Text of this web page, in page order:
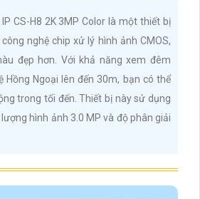
CS-H8 2K 3MP Color là một thiết bị
nghệ chip xử lý hình ảnh CMOS,
đẹp hơn. Với khả năng xem đêm
Hồng Ngoại lên đến 30m, bạn có thể
trong tối đến. Thiết bị này sử dụng
lượng hình ảnh 3.0 MP và độ phân giải